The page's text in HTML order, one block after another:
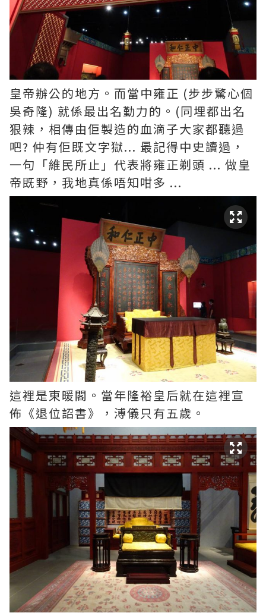
皇帝辦公的地方。而當中雍正 (步步驚心個
吳奇隆) 就係最出名勤力的。(同埋都出名
狠辣，相傳由佢製造的血滴子大家都聽過
吧? 仲有佢既文字獄... 最記得中史讀過，
一句「維民所止」代表將雍正剃頭 ... 做皇
帝既野，我地真係唔知咁多 ...
這裡是東暖閣。當年隆裕皇后就在這裡宣
佈《退位詔書》，溥儀只有五歲。